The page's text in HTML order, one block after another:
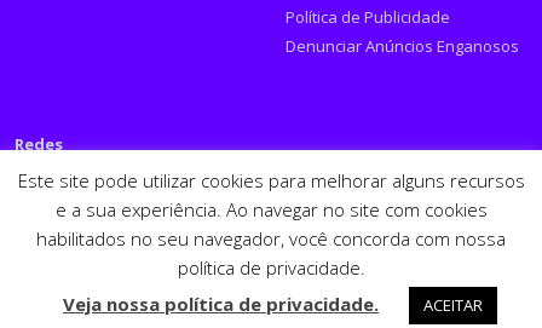
Política de Publicidade
Denunciar Anúncios Enganosos
Redes
Siga a PSafe:
Facebook
TwitterRSS YoutubeLinkedIn
PSafe © 2026
Este site pode utilizar cookies para melhorar alguns recursos
e a sua experiência. Ao navegar no site com cookies
habilitados no seu navegador, você concorda com nossa
política de privacidade.
Veja nossa política de privacidade.
ACEITAR